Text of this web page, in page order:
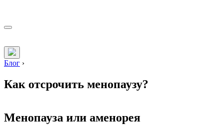
Блог ›
Как отсрочить менопаузу?
Менопауза или аменорея